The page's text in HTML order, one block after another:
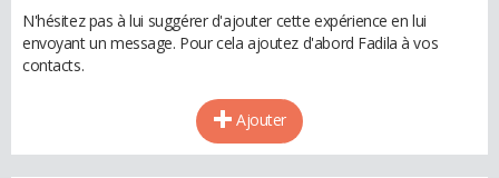
N'hésitez pas à lui suggérer d'ajouter cette expérience en lui
envoyant un message. Pour cela ajoutez d'abord Fadila à vos
contacts.
Ajouter